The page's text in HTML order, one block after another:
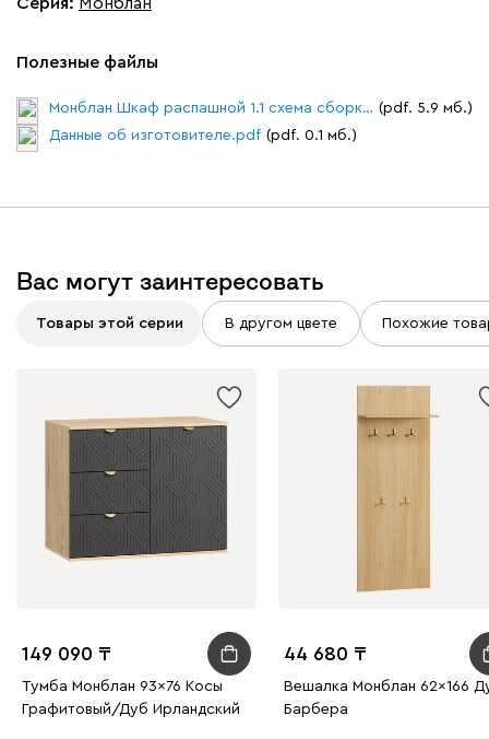
Полезные файлы
Монблан Шкаф распашной 1.1 схема сборки.pdf (pdf. 5.9 мб.)
Данные об изготовителе.pdf (pdf. 0.1 мб.)
Вас могут заинтересовать
Товары этой серии В другом цвете Похожие
149 090
Тумба Монблан 93x76 Косы
Графитовый/Дуб Ирландский
44 680
Вешалка Монблан 62x166
Барбера